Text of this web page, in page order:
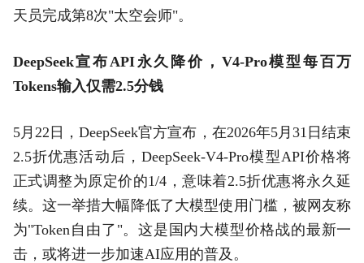
天员完成第8次"太空会师"。
DeepSeek宣布API永久降价，V4-Pro模型每百万
Tokens输入仅需2.5分钱
5月22日，DeepSeek官方宣布，在2026年5月31日结束
2.5折优惠活动后，DeepSeek-V4-Pro模型API价格将
正式调整为原定价的1/4，意味着2.5折优惠将永久延
续。这一举措大幅降低了大模型使用门槛，被网友称
为"Token自由了"。这是国内大模型价格战的最新一
击，或将进一步加速AI应用的普及。